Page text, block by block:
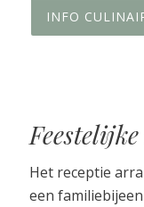
INFO
Het receptie
een